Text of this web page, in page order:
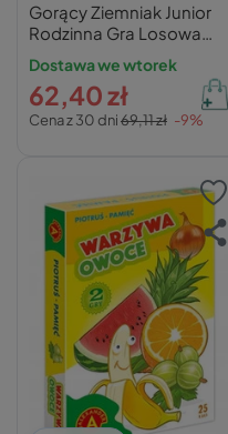
Gorący Ziemniak Junior
Rodzinna Gra Losowa
Planszowa 4+ Alexander
1413
Dostawa we wtorek
Cena z 30 dni69,11 zł -9%
62,40 zł